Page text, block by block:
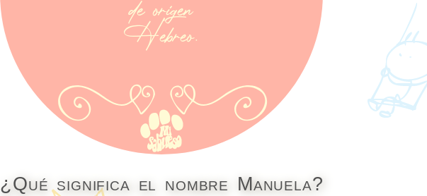
¿Qué significa el nombre Manuela?